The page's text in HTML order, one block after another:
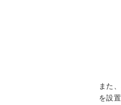
また
を設